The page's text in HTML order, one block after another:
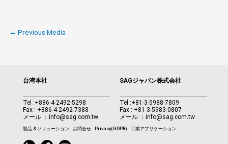
← Previous Media
台湾本社
Tel :+886-4-2492-5298
Fax : +886-4-2492-7388
メール ： info@sag.com.tw
SAGジャパン株式会社
Tel :+81-3-5988-7809
Fax : +81-3-5983-0807
メール ：info@sag.com.tw
製品 & ソリューション お問合せ Privacy(GDPR) 工業アプリケーション